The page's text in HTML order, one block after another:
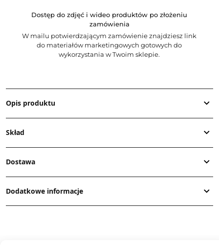
Dostęp do zdjęć i wideo produktów po złożeniu
zamówienia
W mailu potwierdzającym zamówienie znajdziesz link
do materiałów marketingowych gotowych do
wykorzystania w Twoim sklepie.
Opis produktu
Skład
Dostawa
Dodatkowe informacje